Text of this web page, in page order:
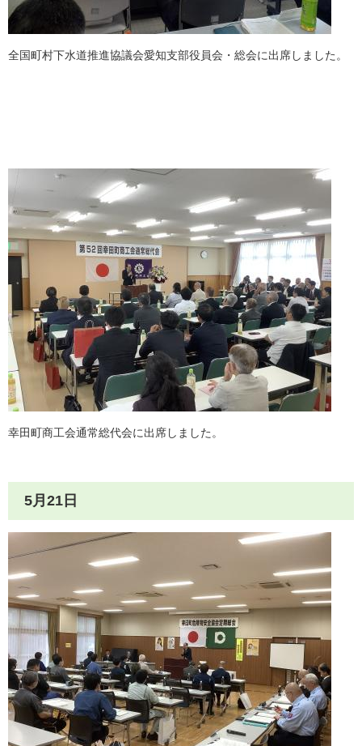
全国町村下水道推進協議会愛知支部役員会・総会に出席しました。
幸田町商工会通常総代会に出席しました。
5月21日